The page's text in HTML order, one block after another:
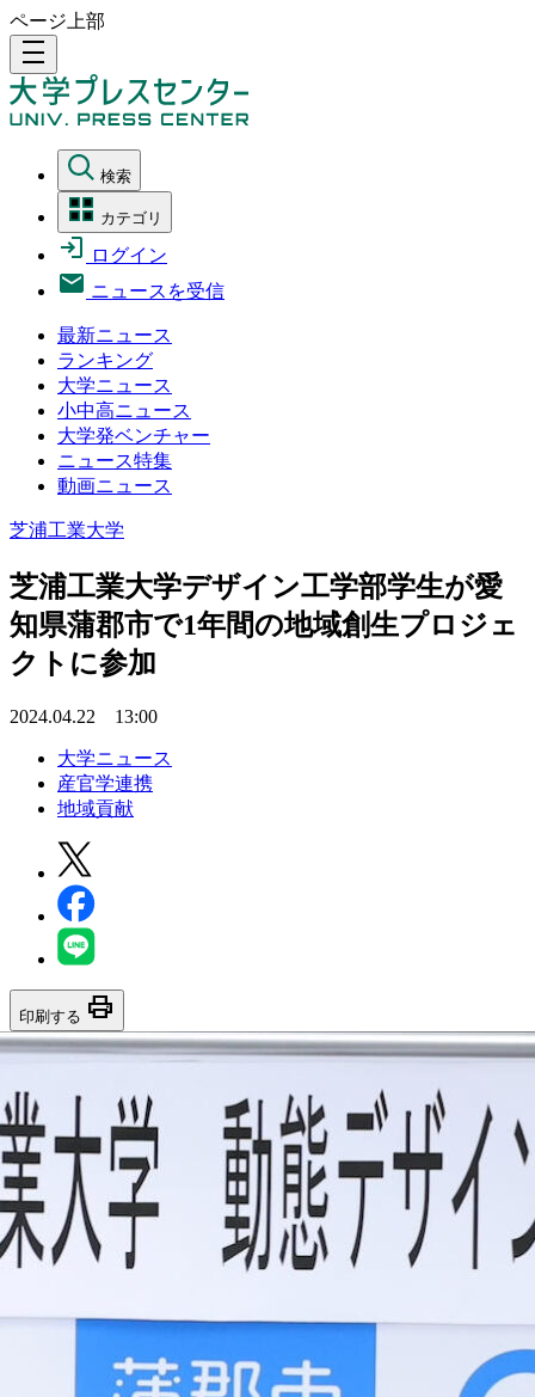
ページ上部
density_medium
検索
カテゴリ
ログイン
ニュースを受信
最新ニュース
ランキング
大学ニュース
小中高ニュース
大学発ベンチャー
ニュース特集
動画ニュース
芝浦工業大学
芝浦工業大学デザイン工学部学生が愛
知県蒲郡市で1年間の地域創生プロジェ
クトに参加
2024.04.22 13:00
大学ニュース
産官学連携
地域貢献
印刷する print